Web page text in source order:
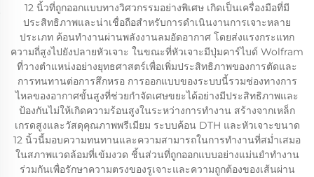
12 นิ้วที่ถูกออกแบบทางวิศวกรรมอย่างพิเศษ เกิดเป็นเครื่องมือที่มี
ประสิทธิภาพและน่าเชื่อถือสำหรับการดำเนินงานการเจาะหลาย
ประเภท ค้อนทำงานผ่านพลังงานลมอัดอากาศ โดยส่งแรงกระแทก
ความถี่สูงไปยังปลายหัวเจาะ ในขณะที่หัวเจาะมีปุ่มคาร์ไบด์ Wolfram
ที่วางตำแหน่งอย่างยุทธศาสตร์เพื่อเพิ่มประสิทธิภาพของการตัดและ
การทนทานต่อการสึกหรอ การออกแบบของระบบนี้รวมช่องทางการ
ไหลของอากาศขั้นสูงที่ช่วยกำจัดเศษขยะได้อย่างมีประสิทธิภาพและ
ป้องกันไม่ให้เกิดความร้อนสูงในระหว่างการทำงาน สร้างจากเหล็ก
เกรดสูงและวัสดุคุณภาพพรีเมียม ระบบค้อน DTH และหัวเจาะขนาด
12 นิ้วนี้มอบความทนทานและความสามารถในการทำงานที่สม่ำเสมอ
ในสภาพแวดล้อมที่เข้มงวด ชิ้นส่วนที่ถูกออกแบบอย่างแม่นยำทำงาน
ร่วมกันเพื่อรักษาความตรงของรูเจาะและความถูกต้องของเส้นผ่าน